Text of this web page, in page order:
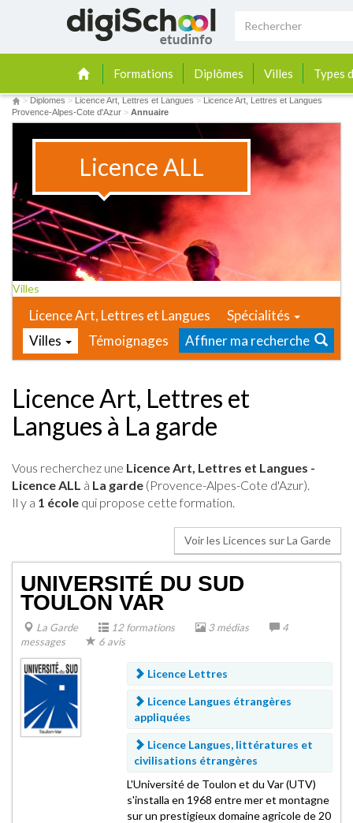
Formations Diplômes Villes Types
> Diplomes > Licence Art, Lettres et Langues > Licence Art, Lettres et Langues
Provence-Alpes-Cote d'Azur > Annuaire
Licence ALL
Villes
Licence Art, Lettres et Langues
Spécialités
Villes
Témoignages Affiner ma recherche
Licence Art, Lettres et
Langues à La garde
Vous recherchez une Licence Art, Lettres et Langues -
Licence ALL à La garde (Provence-Alpes-Cote d'Azur).
Il y a 1 école qui propose cette formation.
Voir les Licences sur La Garde
UNIVERSITÉ DU SUD
TOULON VAR
La Garde 12 formations 3 médias
4
messages
6 avis
Licence Lettres
Licence Langues étrangères
appliquées
Licence Langues, littératures et
civilisations étrangères
L'Université de Toulon et du Var (UTV)
s'installa en 1968 entre mer et montagne
sur un prestigieux domaine agricole de 20